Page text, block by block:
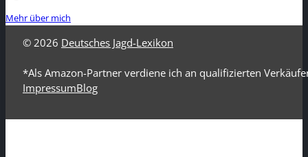
Mehr über mich
© 2026 Deutsches Jagd-Lexikon
*Als Amazon-Partner verdiene ich an qualifizierten
ImpressumBlog